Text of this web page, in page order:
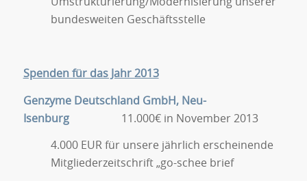
bundesweiten Geschäftsstelle
Spenden für das Jahr 2013
Genzyme Deutschland GmbH, Neu-
Isenburg 11.000€ in November 2013
4.000 EUR für unsere jährlich erscheinende
Mitgliederzeitschrift „go-schee brief